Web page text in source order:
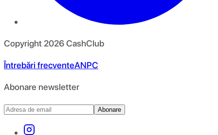
Copyright 2026CashClub
Întrebări frecventeANPC
Abonare newsletter
Abonare